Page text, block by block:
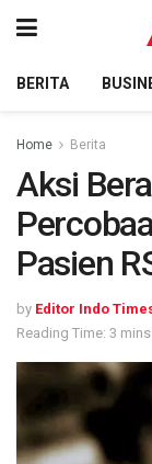
BERITA
Home Berita
Aksi
Pasien
by Editor Indo
Reading Time: 3